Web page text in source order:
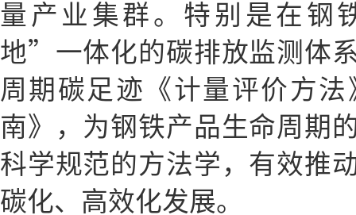
量产业集群。特别是在
地”一体化的碳排放监测体
周期碳足迹《计量评价方
南》，为钢铁产品生命周期
科学规范的方法学，有效推
碳化、高效化发展。